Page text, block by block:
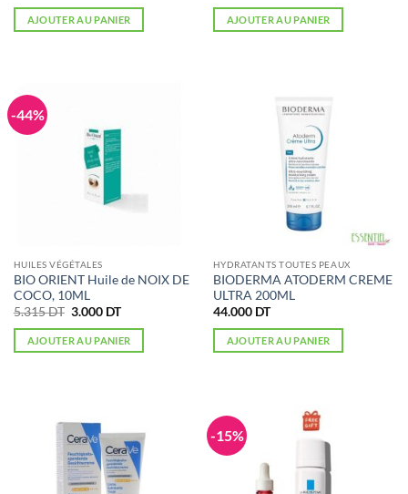
AJOUTER AU PANIER
initial
était :
actuel
AJOUTER AU PANIER
-44%
HUILES VÉGÉTALES
BIO ORIENT Huile de NOIX DE
COCO, 10ML
5.315DT Le
initial
était :
3.000 DTLe
actuel
est :
AJOUTER AU PANIER
HYDRATANTS TOUTES PEAUX
BIODERMA ATODERM CREME
ULTRA 200ML
44.000 DT
AJOUTER AU PANIER
-15%